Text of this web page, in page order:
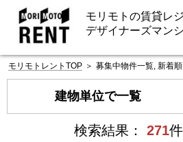
モリモトの賃貸レ
デザイナーズマン
モリモトレントTOP ＞ 募集中物件一覧, 新着
建物単位で一覧
検索結果： 271